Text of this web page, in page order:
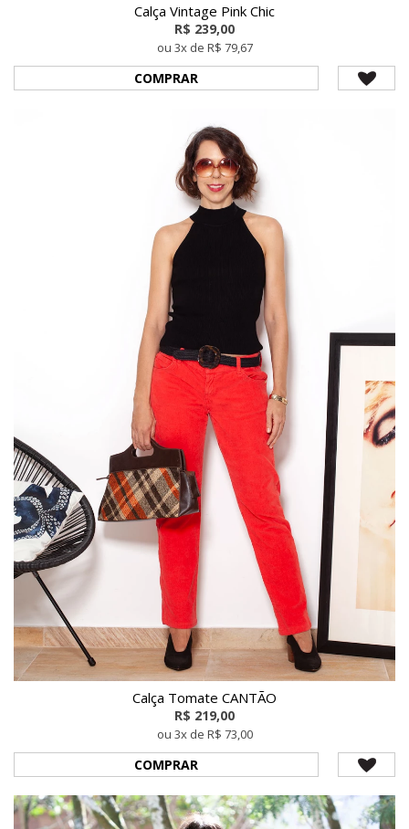
Calça Vintage Pink Chic
R$ 239,00
ou 3x de R$ 79,67
COMPRAR
Calça Tomate CANTÃO
R$ 219,00
ou 3x de R$ 73,00
COMPRAR